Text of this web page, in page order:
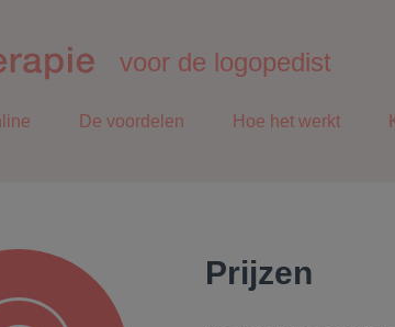
voor de logopedist
De voordelen Hoe het werkt
Prijzen